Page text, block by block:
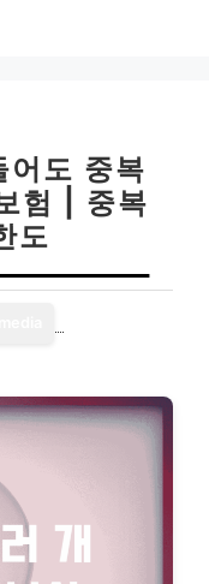
어도 중복
험 | 중복
도